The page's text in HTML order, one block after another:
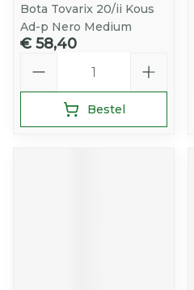
Bota Tovarix 20/ii Kous
Ad-p Nero Medium
€ 58,40
Bestel